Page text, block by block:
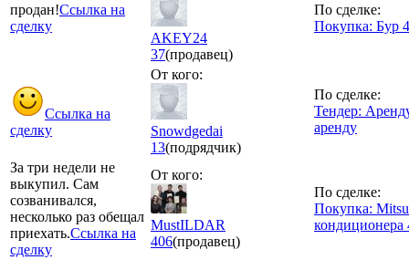
продан!Ссылка на
сделку
AKEY24
37(продавец)
По сделке:
Покупка: Бур
Ссылка на
сделку
От кого:
Snowdgedai
13(подрядчик)
По сделке:
Тендер:
аренду
За три недели не
выкупил. Сам
созванивался,
несколько раз обещал
приехать.Ссылка на
сделку
От кого:
MustILDAR
406(продавец)
По сделке:
Покупка:
кондиционера